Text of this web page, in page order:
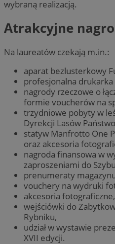
wybraną realizacją.
Atrakcyjne
Na laureatów czekają m.in.:
aparat bezlusterkowy
profesjonalna drukarka
nagrody rzeczowe o
formie voucherów na
trzydniowe pobyty w
Dyrekcji Lasów
statyw Manfrotto One
oraz akcesoria
nagroda finansowa w
zaproszeniami do
prenumeraty
vouchery na wydruki
akcesoria fotograficzne,
wejściówki do
Rybniku,
udział w wystawie
XVII edycji.